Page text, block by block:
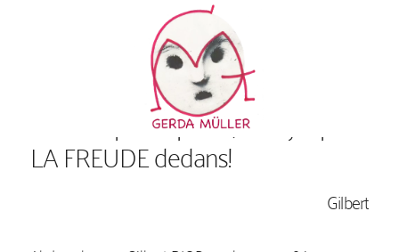
Ce n’est pas la peine, s’il n’y a pas
LA FREUDE dedans!
Gilbert